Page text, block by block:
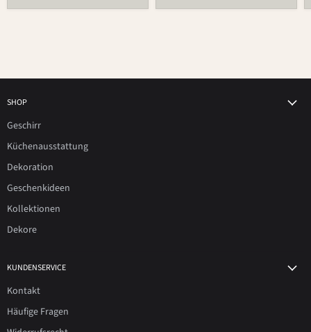
SHOP
Geschirr
Küchenausstattung
Dekoration
Geschenkideen
Kollektionen
Dekore
KUNDENSERVICE
Kontakt
Häufige Fragen